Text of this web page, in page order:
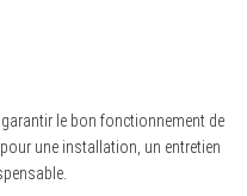
garantir le bon fonctionnement de
une installation, un entretien